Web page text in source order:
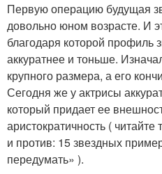
Первую операцию будущая
довольно юном возрасте. И
благодаря которой профиль
аккуратнее и тоньше.
крупного размера, а его
Сегодня же у актрисы
который придает ее
аристократичность (
и против: 15 звездных
передумать» ).